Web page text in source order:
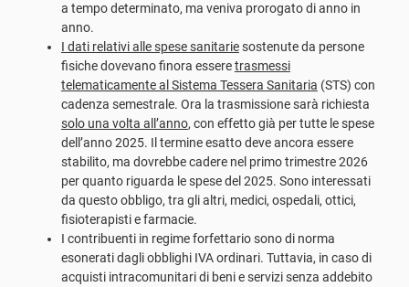
a tempo determinato, ma veniva prorogato di anno in
anno.
I dati relativi alle spese sanitariesostenute da persone
fisiche dovevano finora esseretrasmessi
telematicamente al Sistema Tessera Sanitaria (STS) con
cadenza semestrale. Ora la trasmissione sarà richiesta
solo una volta all’anno, con effetto già per tutte le spese
dell’anno 2025. Il termine esatto deve ancora essere
stabilito, ma dovrebbe cadere nel primo trimestre 2026
per quanto riguarda le spese del 2025. Sono interessati
da questo obbligo, tra gli altri, medici, ospedali, ottici,
fisioterapisti e farmacie.
I contribuenti in regime forfettario sono di norma
esonerati dagli obblighi IVA ordinari. Tuttavia, in caso di
acquisti intracomunitari di beni e servizi senza addebito